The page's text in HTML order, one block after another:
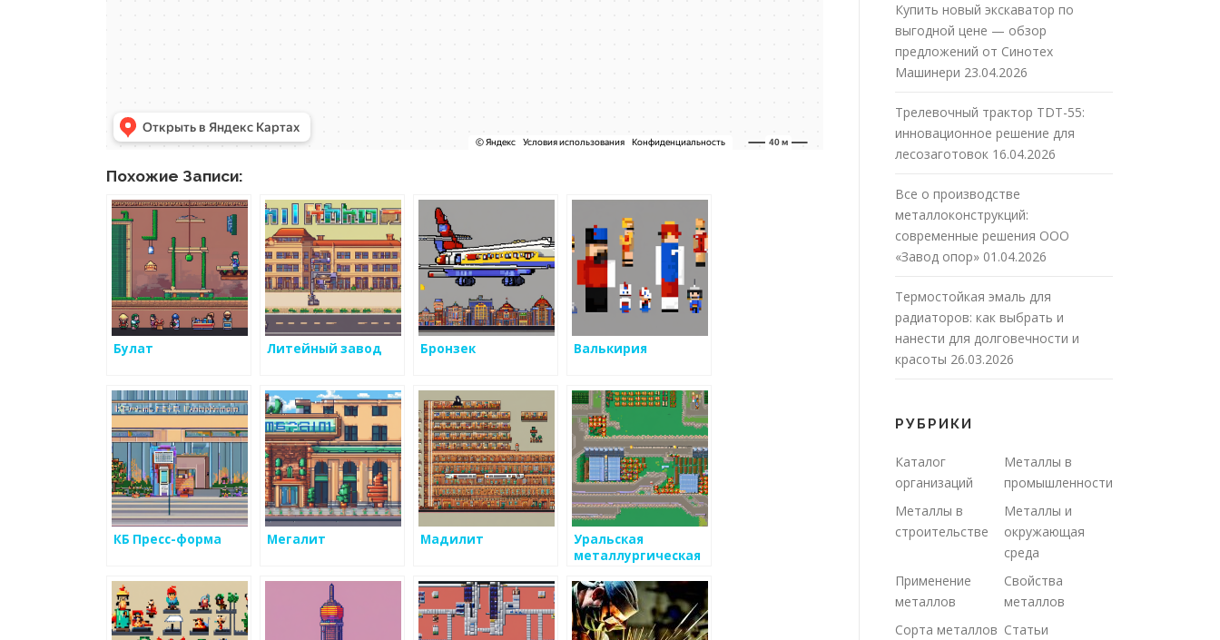
Похожие Записи:
Булат Литейный завод Бронзек Валькирия
КБ Пресс-форма Мегалит Мадилит
Уральская
металлургическая
Купить новый экскаватор по
выгодной цене — обзор
предложений от Синотех
Машинери 23.04.2026
Трелевочный трактор TDT-55:
инновационное решение для
лесозаготовок 16.04.2026
Все о производстве
металлоконструкций:
современные решения ООО
«Завод опор» 01.04.2026
Термостойкая эмаль для
радиаторов: как выбрать и
нанести для долговечности и
красоты 26.03.2026
РУБРИКИ
Каталог
организаций
Металлы в
промышленности
Металлы в
строительстве
Металлы и
окружающая
среда
Применение
металлов
Свойства
металлов
Сорта металлов Статьи